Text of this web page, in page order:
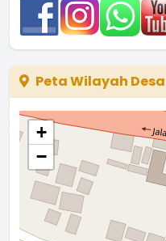
Peta Wilayah Desa
+
−